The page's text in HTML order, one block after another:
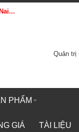
Quản trị
PHẨM
GIÁ TÀI LIỆU